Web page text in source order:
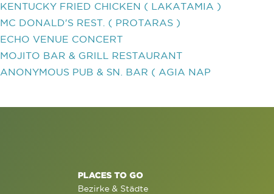
KENTUCKY FRIED CHICKEN ( LAKATAMIA )
MC DONALD'S REST. ( PROTARAS )
ECHO VENUE CONCERT
MOJITO BAR & GRILL RESTAURANT
ANONYMOUS PUB & SN. BAR ( AGIA NAP
PLACES TO GO
Bezirke & Städte